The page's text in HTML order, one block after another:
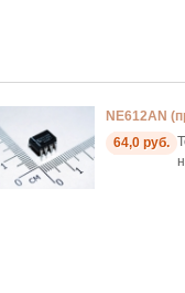
NE612AN
64,0 руб.